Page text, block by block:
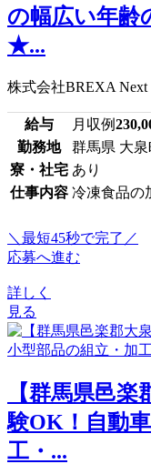
の幅広い年齢
★...
株式会社BREXA Next
給与 月収例
勤務地
群馬県 大泉
寮・社宅 あり
仕事内容 冷凍食品の
＼最短45秒で完了／
応募へ進む
詳しく
見る
【群馬県邑
験OK！自動
工・...